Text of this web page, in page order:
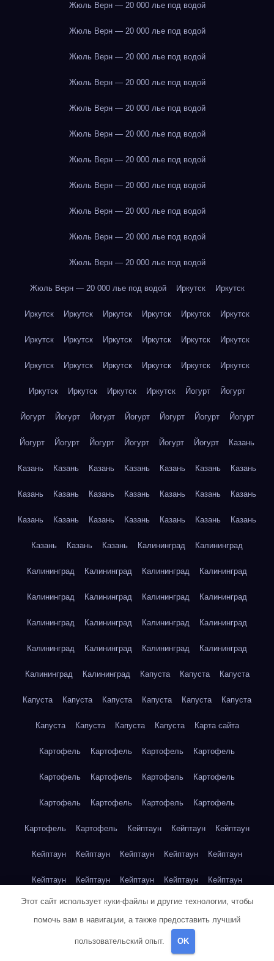
Жюль Верн — 20 000 лье под водой
Жюль Верн — 20 000 лье под водой
Жюль Верн — 20 000 лье под водой
Жюль Верн — 20 000 лье под водой
Жюль Верн — 20 000 лье под водой
Жюль Верн — 20 000 лье под водой
Жюль Верн — 20 000 лье под водой
Жюль Верн — 20 000 лье под водой
Жюль Верн — 20 000 лье под водой
Жюль Верн — 20 000 лье под водой
Жюль Верн — 20 000 лье под водой
Жюль Верн — 20 000 лье под водой Иркутск Иркутск
Иркутск Иркутск Иркутск Иркутск Иркутск Иркутск
Иркутск Иркутск Иркутск Иркутск Иркутск Иркутск
Иркутск Иркутск Иркутск Иркутск Иркутск Иркутск
Иркутск Иркутск Иркутск Иркутск Йогурт Йогурт
Йогурт Йогурт Йогурт Йогурт Йогурт Йогурт Йогурт
Йогурт Йогурт Йогурт Йогурт Йогурт Йогурт Казань
Казань Казань Казань Казань Казань Казань Казань
Казань Казань Казань Казань Казань Казань Казань
Казань Казань Казань Казань Казань Казань Казань
Казань Казань Казань Калининград Калининград
Калининград Калининград Калининград Калининград
Калининград Калининград Калининград Калининград
Калининград Калининград Калининград Калининград
Калининград Калининград Калининград Калининград
Калининград Калининград Капуста Капуста Капуста
Капуста Капуста Капуста Капуста Капуста Капуста
Капуста Капуста Капуста Капуста Карта сайта
Картофель Картофель Картофель Картофель
Картофель Картофель Картофель Картофель
Картофель Картофель Картофель Картофель
Картофель Картофель Кейптаун Кейптаун Кейптаун
Кейптаун Кейптаун Кейптаун Кейптаун Кейптаун
Кейптаун Кейптаун Кейптаун Кейптаун Кейптаун
Кейптаун Кейптаун Кейптаун Кейптаун Кейптаун
Клубника
Красноярск
Этот сайт использует куки-файлы и другие технологии, чтобы
помочь вам в навигации, а также предоставить лучший
пользовательский опыт. OK